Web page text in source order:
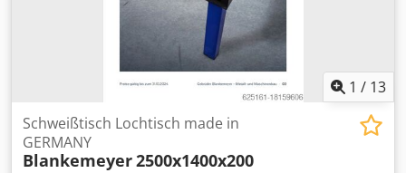
1 / 13
Schweißtisch Lochtisch made in
GERMANY
Blankemeyer2500x1400x200